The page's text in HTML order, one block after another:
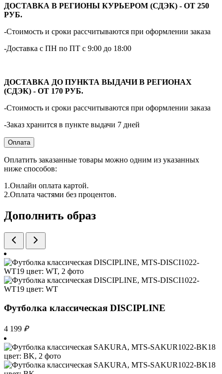
ДОСТАВКА В РЕГИОНЫ КУРЬЕРОМ (СДЭК) - ОТ 250
РУБ.
-Стоимость и сроки рассчитываются при оформлении заказа
-Доставка с ПН по ПТ с 9:00 до 18:00
ДОСТАВКА ДО ПУНКТА ВЫДАЧИ В РЕГИОНАХ
(СДЭК) - ОТ 170 РУБ.
-Стоимость и сроки рассчитываются при оформлении заказа
-Заказ хранится в пункте выдачи 7 дней
Оплата
Оплатить заказанные товары можно одним из указанных
ниже способов:
1.Онлайн оплата картой.
2.Оплата частями без процентов.
Дополнить образ
Футболка классическая DISCIPLINE
4 199 ₽